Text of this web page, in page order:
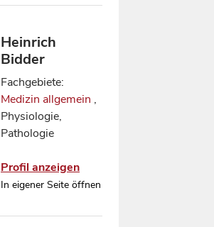
Heinrich
Bidder
Fachgebiete:
Medizin allgemein ,
Physiologie,
Pathologie
Profil anzeigen
In eigener Seite öffnen